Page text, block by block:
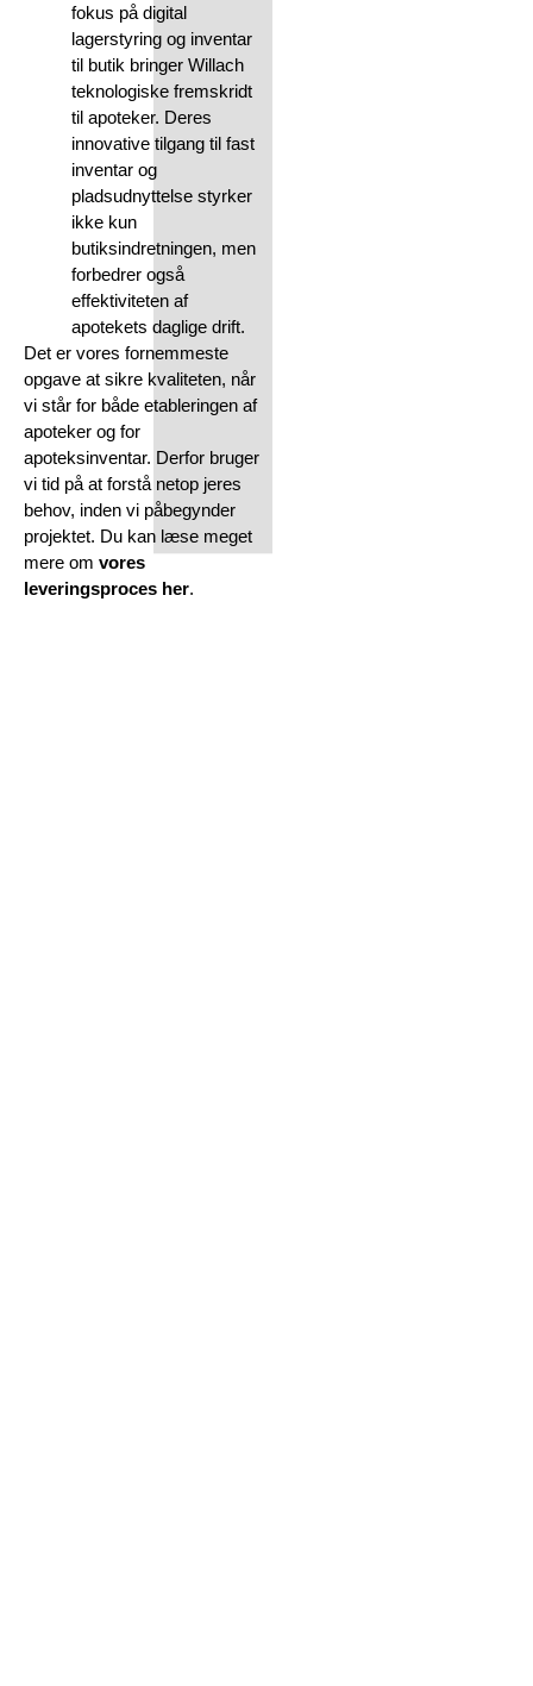
fokus på digital
lagerstyring og inventar
til butik bringer Willach
teknologiske fremskridt
til apoteker. Deres
innovative tilgang til fast
inventar og
pladsudnyttelse styrker
ikke kun
butiksindretningen, men
forbedrer også
effektiviteten af
apotekets daglige drift.
Det er vores fornemmeste
opgave at sikre kvaliteten, når
vi står for både etableringen af
apoteker og for
apoteksinventar. Derfor bruger
vi tid på at forstå netop jeres
behov, inden vi påbegynder
projektet. Du kan læse meget
mere om vores
leveringsproces her.